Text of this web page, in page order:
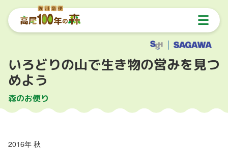
いろどりの山で生き物の営みを見つ
めよう
森のお便り
2016年 秋